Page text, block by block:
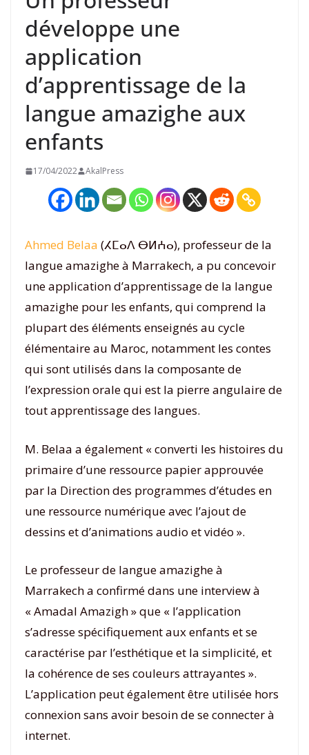
développe une
application
d’apprentissage de la
langue amazighe aux
enfants
17/04/2022 AkalPress
Ahmed Belaa (ⵃⵎⴰⴷ ⴱⵍⵄⴰ), professeur de la
langue amazighe à Marrakech, a pu concevoir
une application d’apprentissage de la langue
amazighe pour les enfants, qui comprend la
plupart des éléments enseignés au cycle
élémentaire au Maroc, notamment les contes
qui sont utilisés dans la composante de
l’expression orale qui est la pierre angulaire de
tout apprentissage des langues.
M. Belaa a également « converti les histoires du
primaire d’une ressource papier approuvée
par la Direction des programmes d’études en
une ressource numérique avec l’ajout de
dessins et d’animations audio et vidéo ».
Le professeur de langue amazighe à
Marrakech a confirmé dans une interview à
« Amadal Amazigh » que « l’application
s’adresse spécifiquement aux enfants et se
caractérise par l’esthétique et la simplicité, et
la cohérence de ses couleurs attrayantes ».
L’application peut également être utilisée hors
connexion sans avoir besoin de se connecter à
internet.